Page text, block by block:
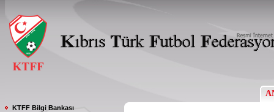
KTFF Bilgi Bankası